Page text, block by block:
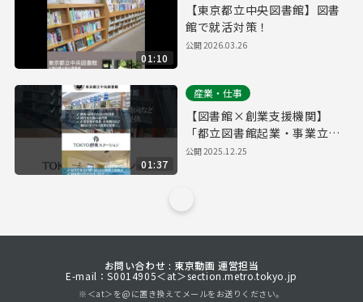
01:10
【東京都立中央図書館】図書
館で就活対策！
公開2026.03.26
01:37
産業・仕事
【図書館×創業支援機関】
「都立図書館起業・事業立案
ワークシート」でビジネスプ
公開2025.12.25
お問い合わせ : 東京動画 運営担当
E-mail：S0014905＜at＞section.metro.tokyo.jp
※＜at＞を@に置き換えてメールをお送りください。